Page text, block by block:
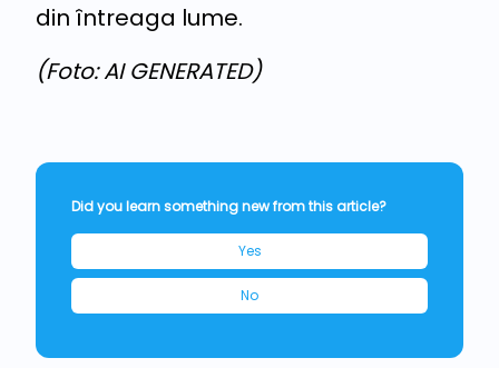
din întreaga lume.
(Foto: AI GENERATED)
Did you learn something new from this article?
Yes
No